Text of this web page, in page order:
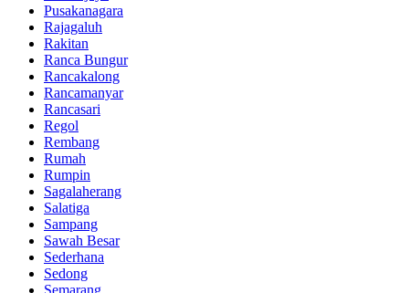
Pusakanagara
Rajagaluh
Rakitan
Ranca Bungur
Rancakalong
Rancamanyar
Rancasari
Regol
Rembang
Rumah
Rumpin
Sagalaherang
Salatiga
Sampang
Sawah Besar
Sederhana
Sedong
Semarang